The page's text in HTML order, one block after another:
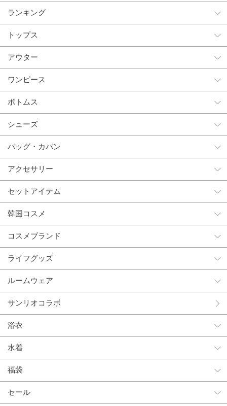
ランキング
トップス
アウター
ワンピース
ボトムス
シューズ
バッグ・カバン
アクセサリー
セットアイテム
韓国コスメ
コスメブランド
ライフグッズ
ルームウェア
サンリオコラボ
浴衣
水着
福袋
セール